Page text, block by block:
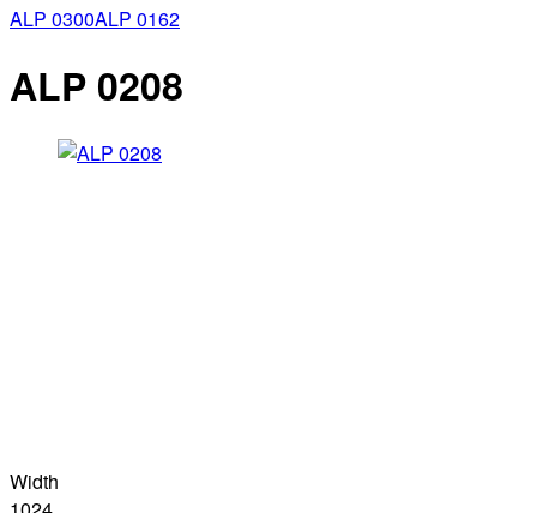
ALP 0300ALP 0162
ALP 0208
Width